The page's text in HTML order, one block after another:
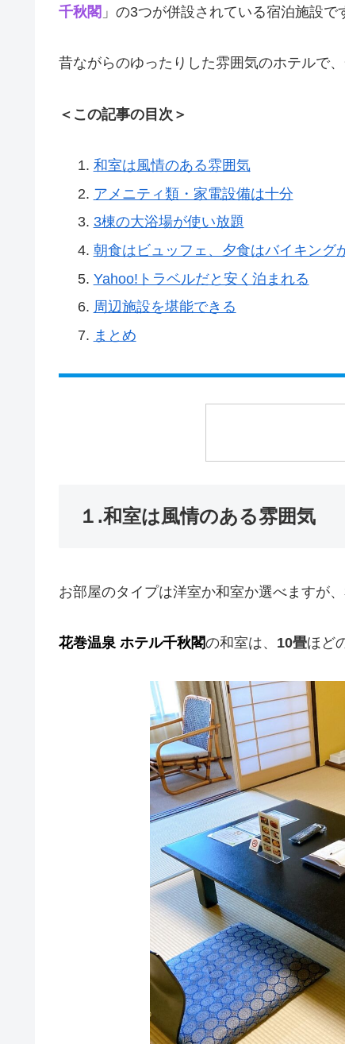
千秋閣 」の3つが併設されている宿泊施設で
昔ながらのゆったりした雰囲気のホテルで
＜この記事の目次＞
和室は風情のある雰囲気
アメニティ類・家電設備は十分
3棟の大浴場が使い放題
朝食はビュッフェ、夕食はバイキング
Yahoo!トラベルだと安く泊まれる
周辺施設を堪能できる
まとめ
１.和室は風情のある雰囲気
お部屋のタイプは洋室か和室か選べますが
花巻温泉 ホテル千秋閣の和室は、 10畳ほど